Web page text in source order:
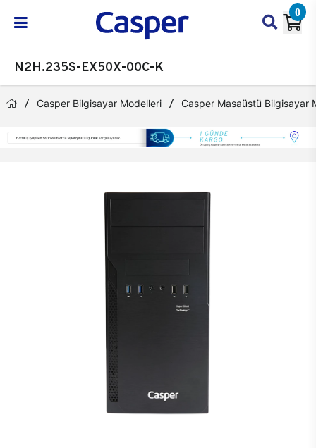
0
N2H.235S-EX50X-00C-K
Casper Bilgisayar Modelleri Casper Masaüstü Bilgisayar